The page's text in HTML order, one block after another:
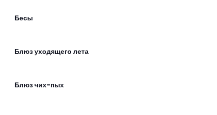
Бесы
Блюз уходящего лета
Блюз чих-пых